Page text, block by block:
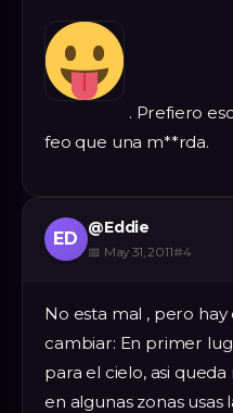
. Prefiero
feo que una m**rda.
ED
@Eddie
📅 May 31, 2011#4
No esta mal , pero
cambiar: En primer
para el cielo, asi
en algunas zonas usas